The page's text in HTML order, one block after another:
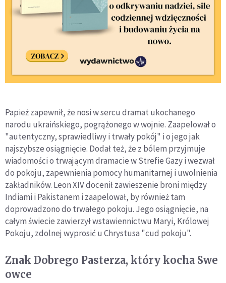
Papież zapewnił, że nosi w sercu dramat ukochanego
narodu ukraińskiego, pogrążonego w wojnie. Zaapelował o
"autentyczny, sprawiedliwy i trwały pokój" i o jego jak
najszybsze osiągnięcie. Dodał też, że z bólem przyjmuje
wiadomości o trwającym dramacie w Strefie Gazy i wezwał
do pokoju, zapewnienia pomocy humanitarnej i uwolnienia
zakładników. Leon XIV docenił zawieszenie broni między
Indiami i Pakistanem i zaapelował, by również tam
doprowadzono do trwałego pokoju. Jego osiągnięcie, na
całym świecie zawierzył wstawiennictwu Maryi, Królowej
Pokoju, zdolnej wyprosić u Chrystusa "cud pokoju".
Znak Dobrego Pasterza, który kocha Swe
owce